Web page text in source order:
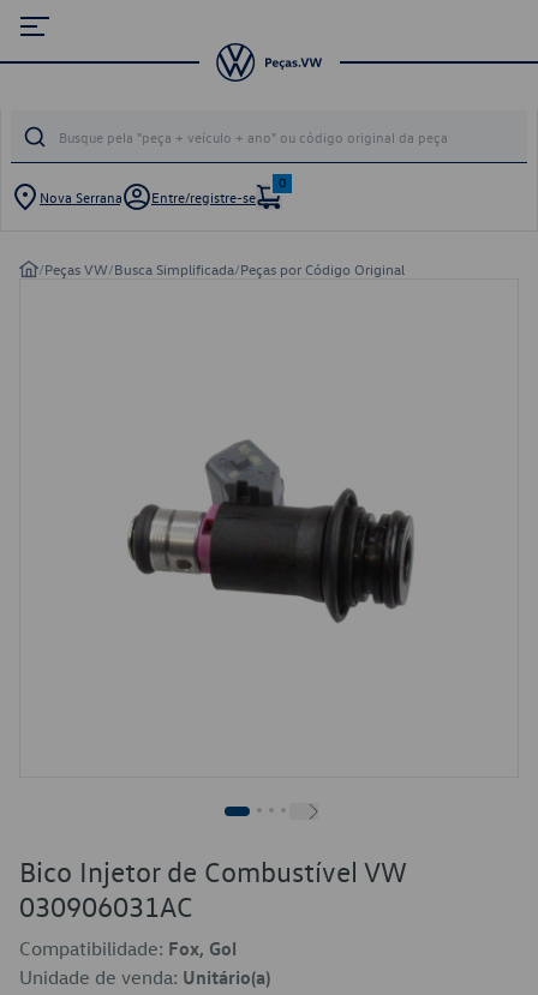
Nova Serrana Entre/registre-se
0
/Peças VW/Busca Simplificada/Peças por Código Original
Bico Injetor de Combustível VW
030906031AC
Compatibilidade: Fox, Gol
Unidade de venda: Unitário(a)